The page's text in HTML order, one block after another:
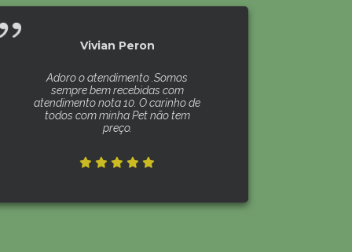
Vivian Peron
Adoro o atendimento .Somos
sempre bem recebidas com
atendimento nota 10. O carinho de
todos com minha Pet não tem
preço.